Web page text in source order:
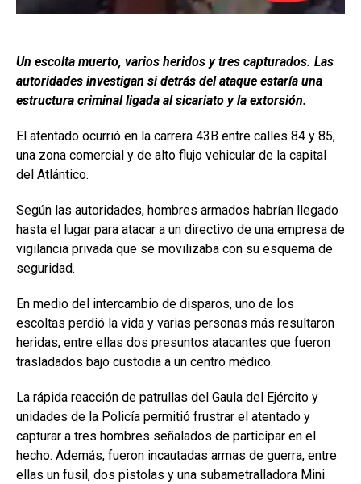
Un escolta muerto, varios heridos y tres capturados. Las
autoridades investigan si detrás del ataque estaría una
estructura criminal ligada al sicariato y la extorsión.
El atentado ocurrió en la carrera 43B entre calles 84 y 85,
una zona comercial y de alto flujo vehicular de la capital
del Atlántico.
Según las autoridades, hombres armados habrían llegado
hasta el lugar para atacar a un directivo de una empresa de
vigilancia privada que se movilizaba con su esquema de
seguridad.
En medio del intercambio de disparos, uno de los
escoltas perdió la vida y varias personas más resultaron
heridas, entre ellas dos presuntos atacantes que fueron
trasladados bajo custodia a un centro médico.
La rápida reacción de patrullas del Gaula del Ejército y
unidades de la Policía permitió frustrar el atentado y
capturar a tres hombres señalados de participar en el
hecho. Además, fueron incautadas armas de guerra, entre
ellas un fusil, dos pistolas y una subametralladora Mini